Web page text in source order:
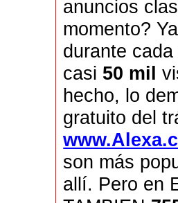
anuncios
momento?
durante
casi 50 mil
hecho, lo
gratuito del
son más
allí. Pero en